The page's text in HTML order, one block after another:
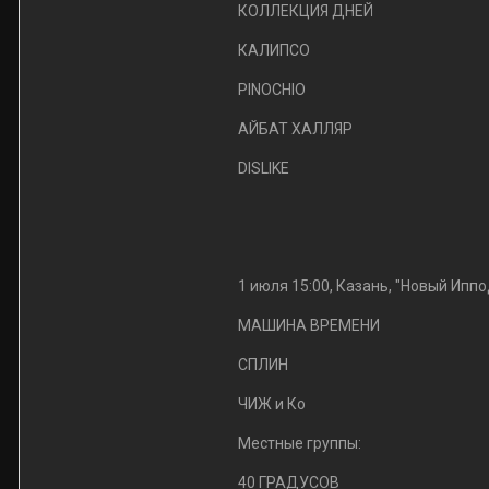
КОЛЛЕКЦИЯ ДНЕЙ
КАЛИПСО
PINOCHIO
АЙБАТ ХАЛЛЯР
DISLIKE
1 июля 15:00, Казань, "Новый
МАШИНА ВРЕМЕНИ
СПЛИН
ЧИЖ и Ко
Местные группы:
40 ГРАДУСОВ